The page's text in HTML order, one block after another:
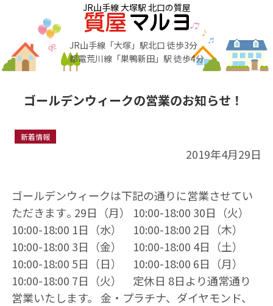
JR山手線 大塚駅 北口の質屋
JR山手線「大塚」駅北口 徒歩3分
都電荒川線「巣鴨新田」駅 徒歩4分
ゴールデンウィークの営業のお知らせ！
新着情報
2019年4月29日
ゴールデンウィークは下記の通りに営業させてい
ただきます｡ 29日（月） 10:00-18:00 30日（火）
10:00-18:00 1日（水） 10:00-18:00 2日（木）
10:00-18:00 3日（金） 10:00-18:00 4日（土）
10:00-18:00 5日（日） 10:00-18:00 6日（月）
10:00-18:00 7日（火） 定休日 8日より通常通り
営業いたします。 金・プラチナ、ダイヤモンド、